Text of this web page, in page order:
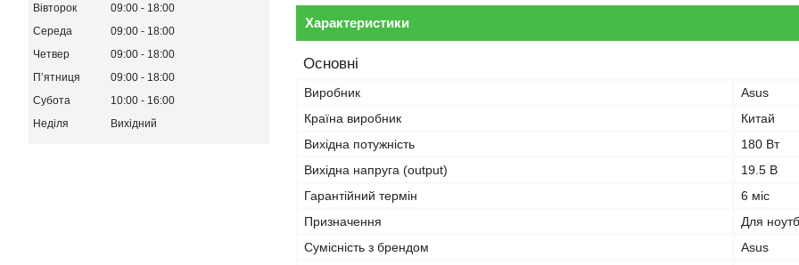
Характеристики
Основні
Виробник
Asus
Країна виробник
Китай
Вихідна потужність
180 Вт
Вихідна напруга (output)
19.5 В
Гарантійний термін
6 міс
Призначення
Для
Сумісність з брендом
Asus
Вівторок
09:00
18:00
Середа
09:00
18:00
Четвер
09:00
18:00
Пʼятниця
09:00
18:00
Субота
10:00
16:00
Неділя
Вихідний